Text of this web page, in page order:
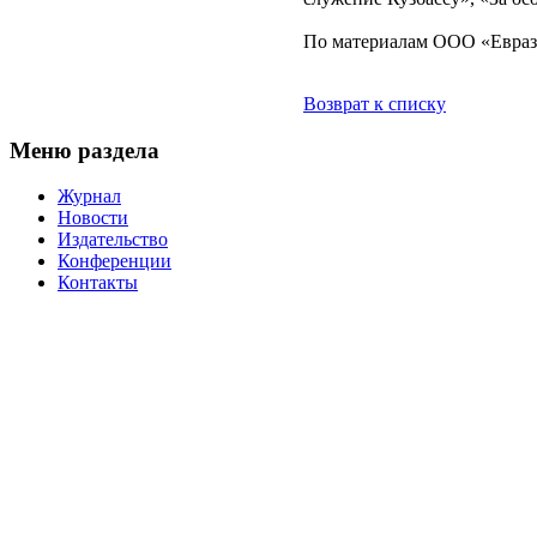
По материалам ООО
Возврат к списку
Меню раздела
Журнал
Новости
Издательство
Конференции
Контакты